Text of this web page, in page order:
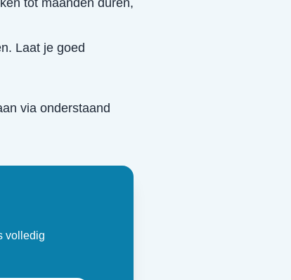
tot maanden duren,
Laat je goed
via onderstaand
volledig